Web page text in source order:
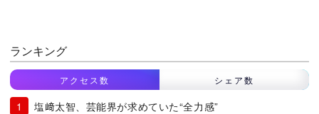
ランキング
アクセス数 シェア数
塩﨑太智、芸能界が求めていた“全力感”